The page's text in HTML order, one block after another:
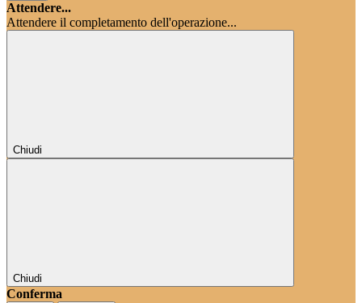
Attendere...
Attendere il completamento dell'operazione...
Chiudi
Chiudi
Conferma